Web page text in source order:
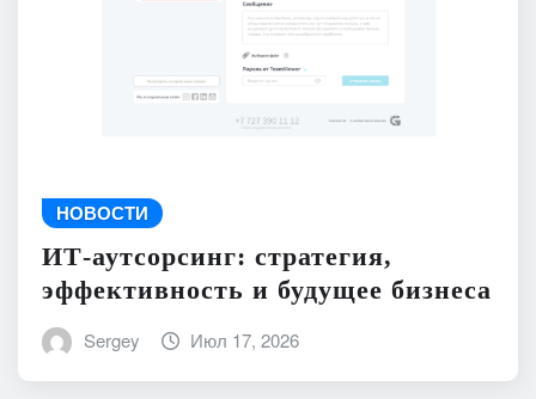
НОВОСТИ
ИТ-аутсорсинг: стратегия,
эффективность и будущее бизнеса
Sergey Июл 17, 2026